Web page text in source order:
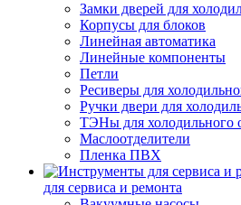
Замки дверей для
Корпусы для блоков
Линейная автоматика
Линейные компоненты
Петли
Ресиверы для
Ручки двери для
ТЭНы для холодильного
Маслоотделители
Пленка ПВХ
для сервиса и ремонта